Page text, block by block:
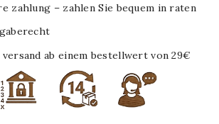
zahlung – zahlen Sie bequem in raten
ab einem bestellwert von 29€